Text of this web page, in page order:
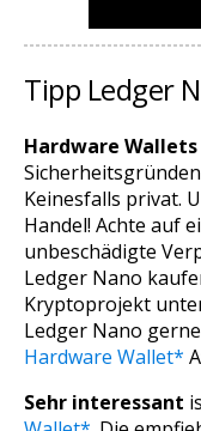
Tipp Ledger
Hardware Wallets
Keinesfalls privat.
Handel! Achte auf
unbeschädigte
Ledger Nano
Kryptoprojekt
Ledger Nano
Hardware Wallet*
Sehr interessant